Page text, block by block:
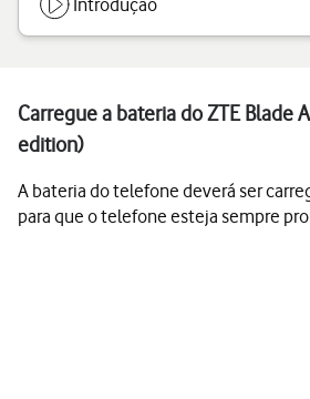
Introdução
Carregue a bateria do ZTE Blade
edition)
A bateria do telefone deverá ser
para que o telefone esteja sempre